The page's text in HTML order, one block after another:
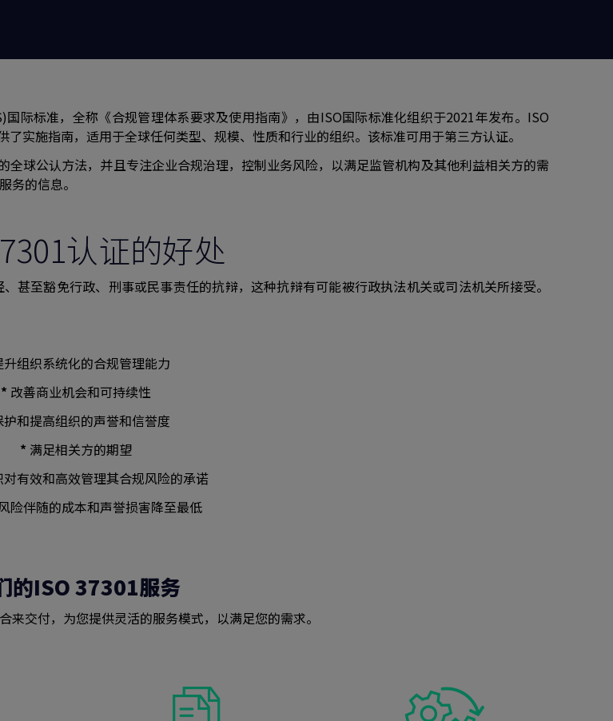
际标准，全称《合规管理体系要求及使用指南》，由ISO国际标准化组织于2021年发布。ISO
实施指南，适⽤于全球任何类型、规模、性质和⾏业的组织。该标准可用于第三方认证。
全球公认方法，并且专注企业合规治理，控制业务风险，以满足监管机构及其他利益相关方的需
务的信息。
认证的好处
甚至豁免行政、刑事或民事责任的抗辩，这种抗辩有可能被行政执法机关或司法机关所接受。
升组织系统化的合规管理能力
* 改善商业机会和可持续性
护和提高组织的声誉和信誉度
* 满足相关方的期望
对有效和高效管理其合规风险的承诺
险伴随的成本和声誉损害降至最低
的ISO 37301服务
来交付，为您提供灵活的服务模式，以满足您的需求。